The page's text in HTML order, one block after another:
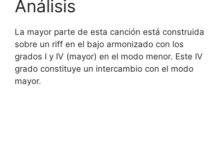
Análisis
La mayor parte de esta canción está construida
sobre un riff en el bajo armonizado con los
grados I y IV (mayor) en el modo menor. Este IV
grado constituye un intercambio con el modo
mayor.